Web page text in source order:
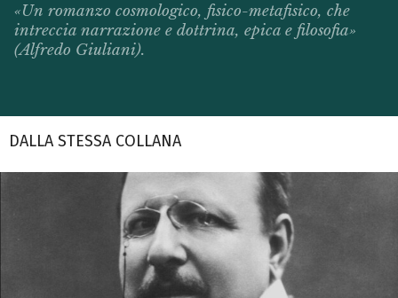
«Un romanzo cosmologico, fisico-me­ta­fisico, che
intreccia narrazione e dottrina, epica e filosofia»
(Alfredo Giuliani).
DALLA STESSA COLLANA